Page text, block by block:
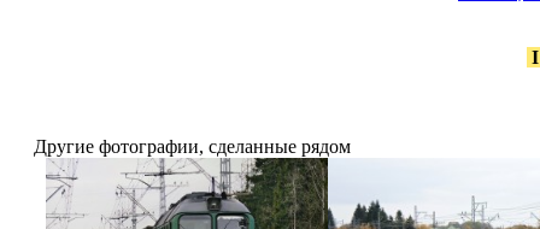
I
Другие фотографии, сделанные рядом